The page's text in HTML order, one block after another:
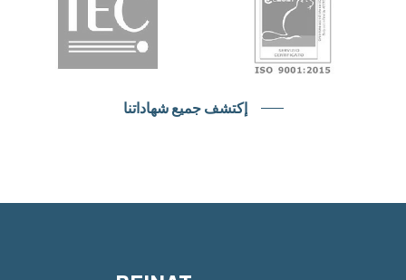
إكتشف جميع شهاداتنا